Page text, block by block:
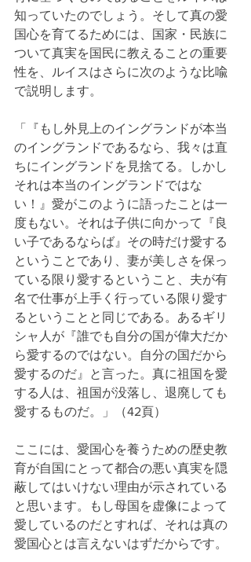
知っていたのでしょう。そして真の愛
国心を育てるためには、国家・民族に
ついて真実を国民に教えることの重要
性を、ルイスはさらに次のような比喩
で説明します。
「『もし外見上のイングランドが本当
のイングランドであるなら、我々は直
ちにイングランドを見捨てる。しかし
それは本当のイングランドではな
い！』愛がこのように語ったことは一
度もない。それは子供に向かって『良
い子であるならば』その時だけ愛する
ということであり、妻が美しさを保っ
ている限り愛するということ、夫が有
名で仕事が上手く行っている限り愛す
るということと同じである。あるギリ
シャ人が『誰でも自分の国が偉大だか
ら愛するのではない。自分の国だから
愛するのだ』と言った。真に祖国を愛
する人は、祖国が没落し、退廃しても
愛するものだ。」（42頁）
ここには、愛国心を養うための歴史教
育が自国にとって都合の悪い真実を隠
蔽してはいけない理由が示されている
と思います。もし母国を虚像によって
愛しているのだとすれば、それは真の
愛国心とは言えないはずだからです。